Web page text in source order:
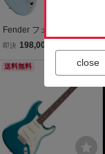
Fender フェンダー Vinter
a III Mid '60s Mustang RW
Sonic Blue エレキギター
ムスタング
即決 198,000
送料無料 close